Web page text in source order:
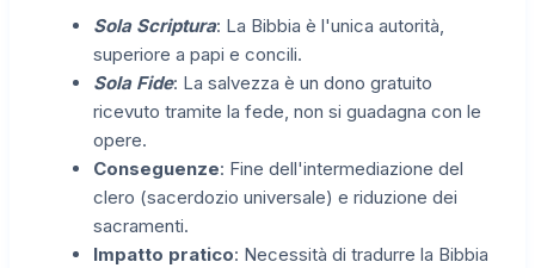
Sola Scriptura: La Bibbia è l'unica autorità,
superiore a papi e concili.
Sola Fide: La salvezza è un dono gratuito
ricevuto tramite la fede, non si guadagna con le
opere.
Conseguenze: Fine dell'intermediazione del
clero (sacerdozio universale) e riduzione dei
sacramenti.
Impatto pratico: Necessità di tradurre la Bibbia